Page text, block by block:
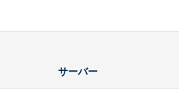
サーバー